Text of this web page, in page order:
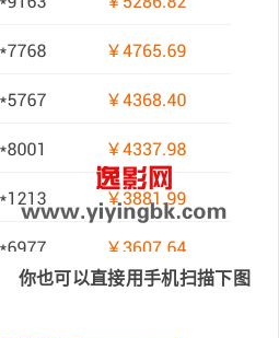
你也可以直接用手机扫描下图